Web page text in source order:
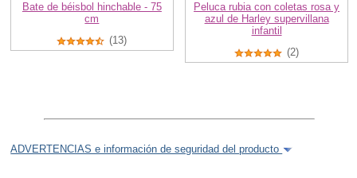
Bate de béisbol hinchable - 75
cm
(13)
Peluca rubia con coletas rosa y
azul de Harley supervillana
infantil
(2)
ADVERTENCIAS e información de seguridad del producto